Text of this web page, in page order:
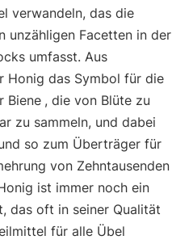
verwandeln, das die
unzähligen Facetten in der
umfasst. Aus
Honig das Symbol für die
Biene , die von Blüte zu
zu sammeln, und dabei
so zum Überträger für
von Zehntausenden
ist immer noch ein
das oft in seiner Qualität
für alle Übel